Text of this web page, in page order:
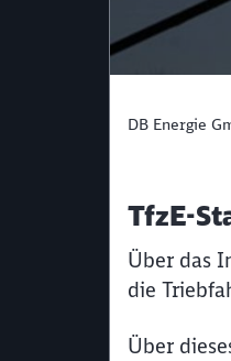
DB Energie
TfzE-
Über das
die
Über